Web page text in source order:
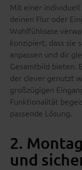
Mit einer individuell
deinen Flur oder
Wohlfühloase
konzipiert, dass sie
anpassen und dir
Gesamtbild bieten.
der clever genutzt
großzügigen
Funktionalität
passende Lösung.
2.
und